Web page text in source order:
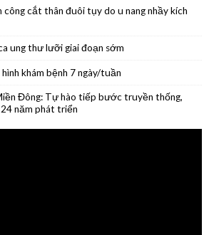
Đông: Hội nghị Sơ kết công tác bệnh viện 6
cắt thân đuôi tụy do u nang nhầy kích